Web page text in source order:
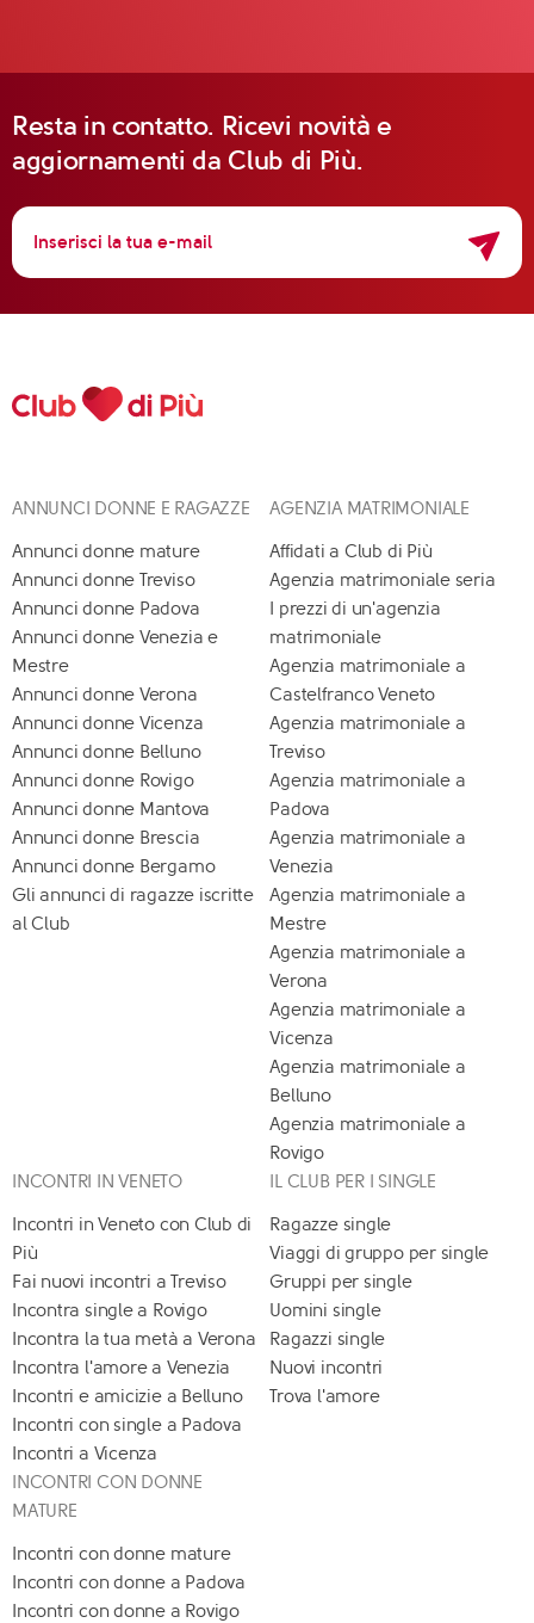
Resta in contatto. Ricevi novità e
aggiornamenti da Club di Più.
ANNUNCI DONNE E RAGAZZE
Annunci donne mature
Annunci donne Treviso
Annunci donne Padova
Annunci donne Venezia e
Mestre
Annunci donne Verona
Annunci donne Vicenza
Annunci donne Belluno
Annunci donne Rovigo
Annunci donne Mantova
Annunci donne Brescia
Annunci donne Bergamo
Gli annunci di ragazze iscritte
al Club
AGENZIA MATRIMONIALE
Affidati a Club di Più
Agenzia matrimoniale seria
I prezzi di un'agenzia
matrimoniale
Agenzia matrimoniale a
Castelfranco Veneto
Agenzia matrimoniale a
Treviso
Agenzia matrimoniale a
Padova
Agenzia matrimoniale a
Venezia
Agenzia matrimoniale a
Mestre
Agenzia matrimoniale a
Verona
Agenzia matrimoniale a
Vicenza
Agenzia matrimoniale a
Belluno
Agenzia matrimoniale a
Rovigo
INCONTRI IN VENETO
Incontri in Veneto con Club di
Più
Fai nuovi incontri a Treviso
Incontra single a Rovigo
Incontra la tua metà a Verona
Incontra l'amore a Venezia
Incontri e amicizie a Belluno
Incontri con single a Padova
Incontri a Vicenza
IL CLUB PER I SINGLE
Ragazze single
Viaggi di gruppo per single
Gruppi per single
Uomini single
Ragazzi single
Nuovi incontri
Trova l'amore
INCONTRI CON DONNE
MATURE
Incontri con donne mature
Incontri con donne a Padova
Incontri con donne a Rovigo